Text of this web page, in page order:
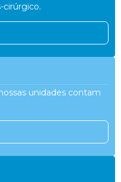
cirúrgico.
unidades contam